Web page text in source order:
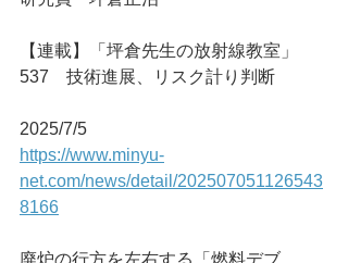
【連載】「坪倉先生の放射線教室」
537　技術進展、リスク計り判断
2025/7/5
https://www.minyu-
net.com/news/detail/202507051126543
8166
廃炉の行方を左右する「燃料デブ